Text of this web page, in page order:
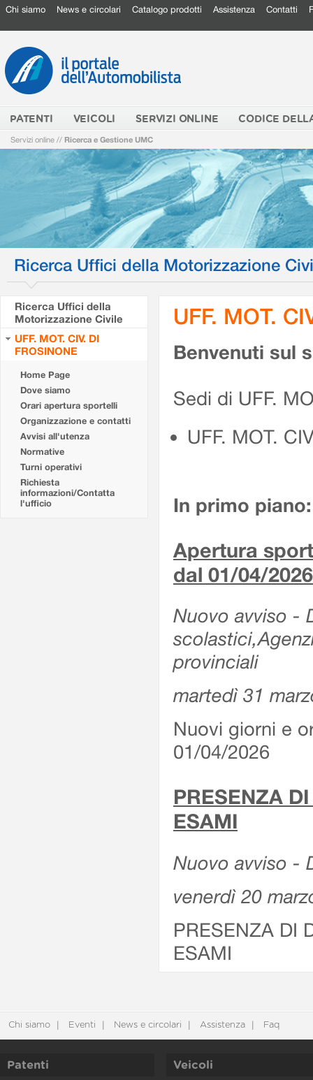
Chi siamo News e circolari Catalogo prodotti Assistenza Contatti
PATENTI VEICOLI SERVIZI ONLINE CODICE
Servizi online // Ricerca e Gestione UMC
Ricerca Uffici della Motorizzazione
Ricerca Uffici della
Motorizzazione Civile
UFF. MOT. CIV. DI
FROSINONE
Home Page
Dove siamo
Orari apertura sportelli
Organizzazione e contatti
Avvisi all'utenza
Normative
Turni operativi
Richiesta
informazioni/Contatta
l'ufficio
UFF. MOT.
Benvenuti sul
Sedi di UFF.
UFF. MOT.
In primo piano:
Apertura
dal 01/04/2026
Nuovo avviso -
provinciali
martedì 31
Nuovi giorni e
01/04/2026
PRESENZA
ESAMI
Nuovo avviso -
venerdì 20
PRESENZA DI
ESAMI
Chi siamo Eventi News e circolari Assistenza Faq
Patenti Veicoli